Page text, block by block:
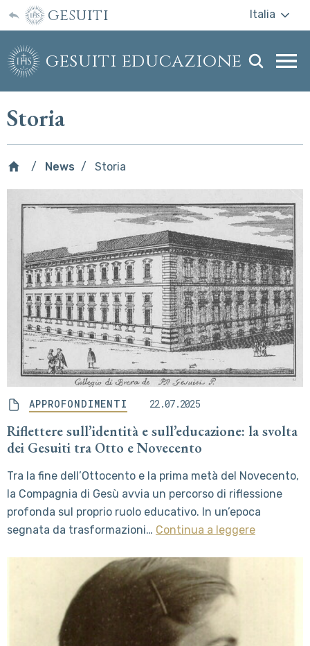
gesuiti Italia
gesuiti educazione
Storia
News Storia
APPROFONDIMENTI 22.07.2025
Riflettere sull’identità e sull’educazione: la svolta
dei Gesuiti tra Otto e Novecento
Tra la fine dell’Ottocento e la prima metà del Novecento,
la Compagnia di Gesù avvia un percorso di riflessione
profonda sul proprio ruolo educativo. In un’epoca
segnata da trasformazioni… Continua a leggere